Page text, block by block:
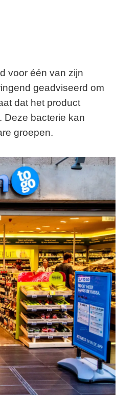
voor één van zijn
geadviseerd om
dat het product
. Deze bacterie kan
groepen.